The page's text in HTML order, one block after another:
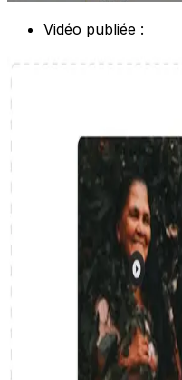
Vidéo publiée :